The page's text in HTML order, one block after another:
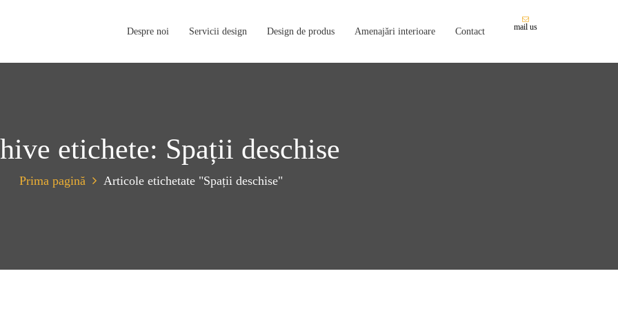
Despre noi Servicii design Design de produs Amenajări interioare Contact mail us
etichete: Spații deschise
Prima pagină Articole etichetate "Spații deschise"